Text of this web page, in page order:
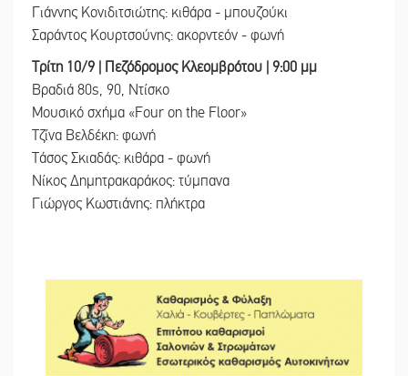
Γιάννης Κονιδιτσιώτης: κιθάρα - μπουζούκι
Σαράντος Κουρτσούνης: ακορντεόν - φωνή
Τρίτη 10/9 | Πεζόδρομος Κλεομβρότου | 9:00 μμ
Βραδιά 80s, 90, Ντίσκο
Μουσικό σχήμα «Four on the Floor»
Τζίνα Βελδέκη: φωνή
Τάσος Σκιαδάς: κιθάρα - φωνή
Νίκος Δημητρακαράκος: τύμπανα
Γιώργος Κωστιάνης: πλήκτρα